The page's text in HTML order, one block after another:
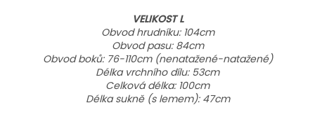
VELIKOST L
Obvod hrudníku: 104cm
Obvod pasu: 84cm
Obvod boků: 76-110cm (nenatažené-natažené)
Délka vrchního dílu: 53cm
Celková délka: 100cm
Délka sukně (s lemem): 47cm